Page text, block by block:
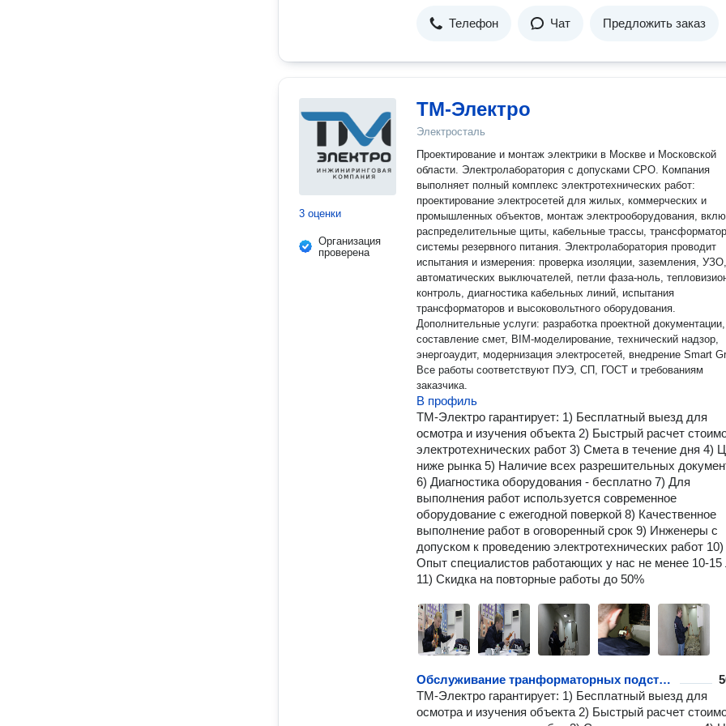
Телефон Чат Предложить заказ
3 оценки
Организация
проверена
ТМ-Электро
Электросталь
Проектирование и монтаж электрики в Москве и Московской
области. Электролаборатория с допусками СРО. Компания
выполняет полный комплекс электротехнических работ:
проектирование электросетей для жилых, коммерческих и
промышленных объектов, монтаж электрооборудования,
распределительные щиты, кабельные трассы,
системы резервного питания. Электролаборатория проводит
испытания и измерения: проверка изоляции, заземления, УЗО,
автоматических выключателей, петли фаза-ноль,
контроль, диагностика кабельных линий, испытания
трансформаторов и высоковольтного оборудования.
Дополнительные услуги: разработка проектной документации,
составление смет, BIM-моделирование, технический надзор,
энергоаудит, модернизация электросетей, внедрение Smart
Все работы соответствуют ПУЭ, СП, ГОСТ и требованиям
заказчика.
В профиль
ТМ-Электро гарантирует: 1) Бесплатный выезд для
осмотра и изучения объекта 2) Быстрый расчет
электротехнических работ 3) Смета в течение дня 4)
ниже рынка 5) Наличие всех разрешительных
6) Диагностика оборудования - бесплатно 7) Для
выполнения работ используется современное
оборудование с ежегодной поверкой 8) Качественное
выполнение работ в оговоренный срок 9) Инженеры с
допуском к проведению электротехнических работ 10)
Опыт специалистов работающих у нас не менее 10-15
11) Скидка на повторные работы до 50%
Обслуживание транформаторных подстанций
ТМ-Электро гарантирует: 1) Бесплатный выезд для
осмотра и изучения объекта 2) Быстрый расчет